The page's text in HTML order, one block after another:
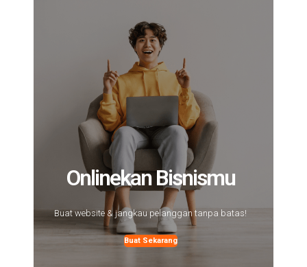
Onlinekan Bisnismu
Buat website & jangkau pelanggan tanpa batas!
Buat Sekarang